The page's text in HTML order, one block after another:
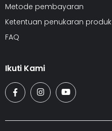
Metode pembayaran
Ketentuan penukaran produk
FAQ
Ikuti Kami